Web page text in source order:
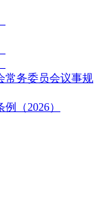
常务委员会议事规
（2026）